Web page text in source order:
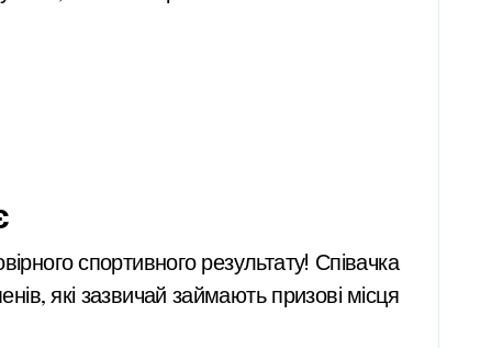
спортивного результату! Співачка
які зазвичай займають призові місця